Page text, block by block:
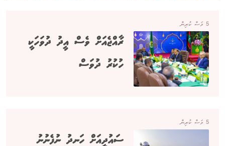
5 މަސް ކުރިން
ރާއްޖެއަށް ވެސް އީދު ދުވަހަކީ
ހުކުރު ދުވަސް
5 މަސް ކުރިން
ސައުދީއަށް ހަނދު ނުފެނުނު